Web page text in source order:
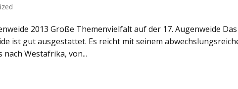
2013 Große Themenvielfalt auf der 17. Augenweide Das
ist gut ausgestattet. Es reicht mit seinem
Westafrika, von...